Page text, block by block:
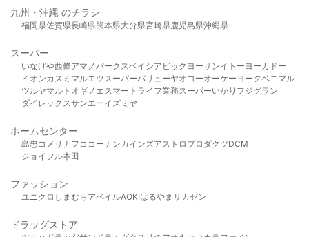
九州・沖縄 のチラシ
福岡県佐賀県長崎県熊本県大分県宮崎県鹿児島県沖縄県
スーパー
いなげや西條アマノパークスベイシア ビッグヨーサンイトーヨーカドー
イオンカスミ マルエツスーパーバリューヤオコーオーケー ヨークベニマル
ツルヤマルト オギノ エスマート ライフ業務スーパーいかり フジグラン
ダイレックスサンエーイズミヤ
ホームセンター
島忠 コメリ ナフコ コーナンカインズアストロプロダクツDCM
ジョイフル本田
ファッション
ユニクロ しまむら アベイルAOKIはるやま サカゼン
ドラッグストア